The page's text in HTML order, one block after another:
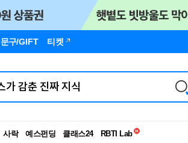
문구/GIFT 티켓
사락 예스펀딩 클래스24
독서유형검사